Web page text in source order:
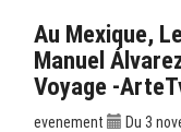
Au Mexique,
Manuel
Voyage -
evenement
Du 3